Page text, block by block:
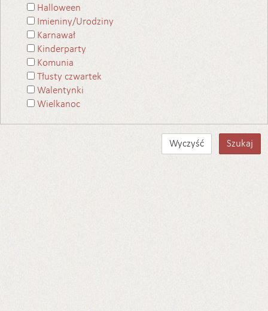
Halloween
Imieniny/Urodziny
Karnawał
Kinderparty
Komunia
Tłusty czwartek
Walentynki
Wielkanoc